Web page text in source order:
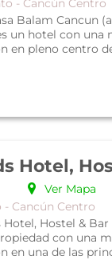
- Cancún Centro
Balam Cancun
un hotel con una
en pleno centro
Hotel,
Ver Mapa
Cancún Centro
Hotel, Hostel & Bar
con una
en una de las